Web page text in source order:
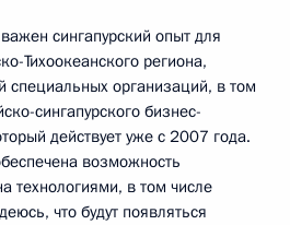
сингапурский опыт для
Тихоокеанского региона,
специальных организаций, в том
сингапурского бизнес-
действует уже с 2007 года.
возможность
технологиями, в том числе
что будут появляться